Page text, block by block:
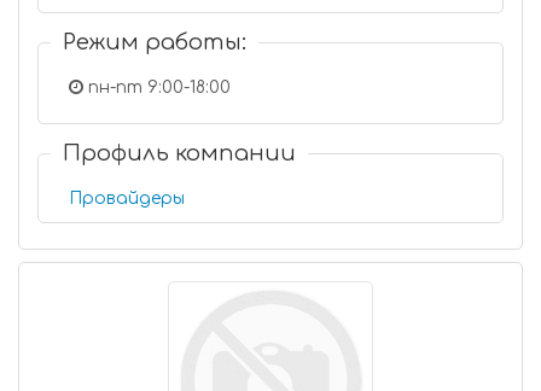
Режим работы:
пн-пт 9:00-18:00
Профиль компании
Провайдеры